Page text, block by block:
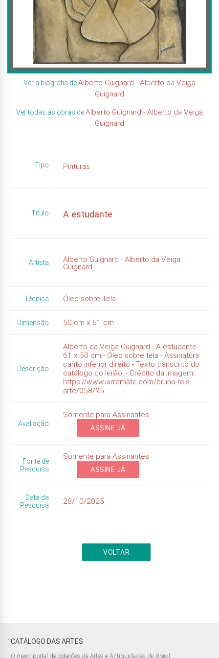
Ver a biografia deAlberto Guignard - Alberto da Veiga
Guignard
Ver todas as obras deAlberto Guignard - Alberto da Veiga
Guignard
Tipo Pinturas
Título A estudante
Artista
Alberto Guignard - Alberto da Veiga
Guignard
Técnica Óleo sobre Tela
Dimensão 50 cm x 61 cm
Descrição
Alberto da Veiga Guignard - A estudante -
61 x 50 cm - Óleo sobre tela - Assinatura
canto inferior direito - Texto transcrito do
catálogo do leilão. - Crédito da imagem:
https://www.iarremate.com/bruno-reis-
arte/058/95
Avaliação
Somente para Assinantes
ASSINE JÁ
Fonte de
Pesquisa
Somente para Assinantes
ASSINE JÁ
Data da
Pesquisa
28/10/2025
VOLTAR
CATÁLOGO DAS ARTES
O maior portal de cotações de Artes e Antiguidades do Brasil.